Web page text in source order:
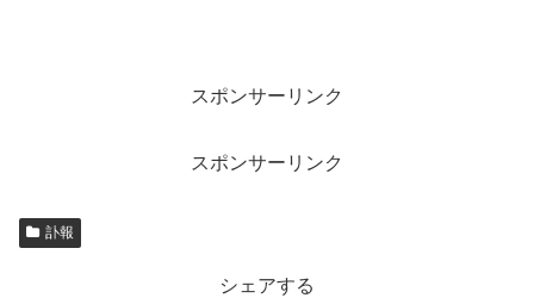
スポンサーリンク
スポンサーリンク
訃報
シェアする